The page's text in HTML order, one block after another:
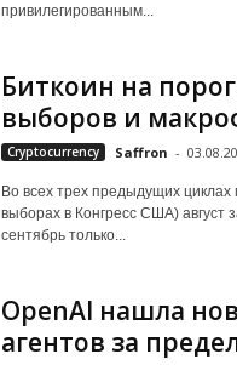
привилегированным...
Биткоин на
выборов и
Cryptocurrency Saffron -
Во всех трех предыдущих
выборах в Конгресс США) август
сентябрь только...
OpenAI нашла
агентов за